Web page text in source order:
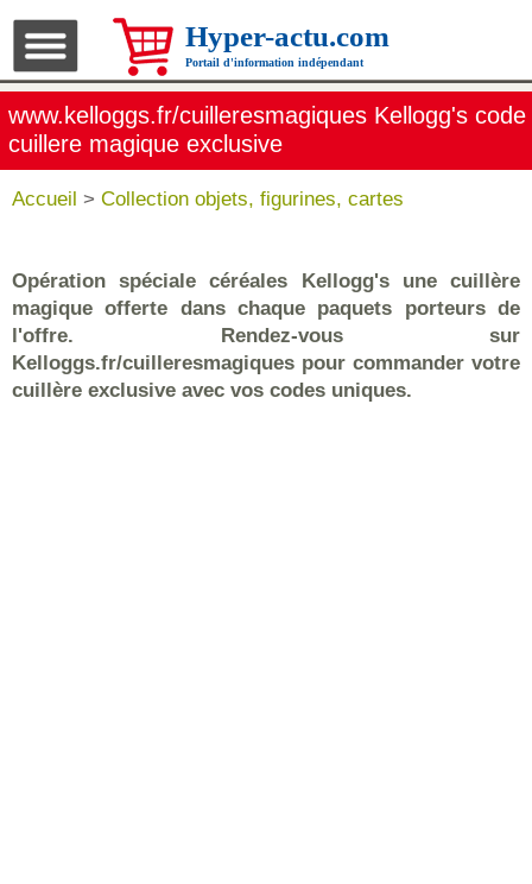
Hyper-actu.com
Portail d'information indépendant
www.kelloggs.fr/cuilleresmagiques Kellogg's code
cuillere magique exclusive
Accueil > Collection objets, figurines, cartes
Opération spéciale céréales Kellogg's une cuillère
magique offerte dans chaque paquets porteurs de
l'offre. Rendez-vous sur
Kelloggs.fr/cuilleresmagiques pour commander votre
cuillère exclusive avec vos codes uniques.